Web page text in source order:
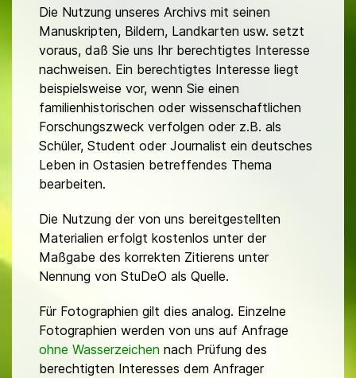
Die Nutzung unseres Archivs mit seinen
Manuskripten, Bildern, Landkarten usw. setzt
voraus, daß Sie uns Ihr berechtigtes Interesse
nachweisen. Ein berechtigtes Interesse liegt
beispielsweise vor, wenn Sie einen
familienhistorischen oder wissenschaftlichen
Forschungszweck verfolgen oder z.B. als
Schüler, Student oder Journalist ein deutsches
Leben in Ostasien betreffendes Thema
bearbeiten.
Die Nutzung der von uns bereitgestellten
Materialien erfolgt kostenlos unter der
Maßgabe des korrekten Zitierens unter
Nennung von StuDeO als Quelle.
Für Fotographien gilt dies analog. Einzelne
Fotographien werden von uns auf Anfrage
ohne Wasserzeichen nach Prüfung des
berechtigten Interesses dem Anfrager